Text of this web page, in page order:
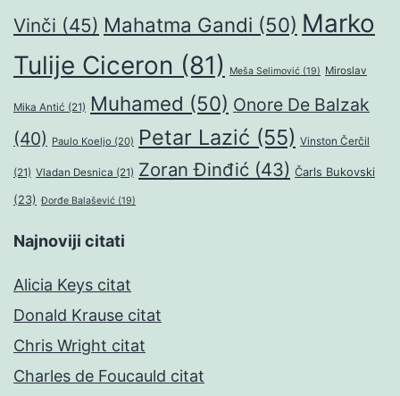
Vinči (45) Mahatma Gandi (50) Marko
Tulije Ciceron (81) Meša Selimović (19) Miroslav
Mika Antić (21) Muhamed (50) Onore De Balzak
(40) Paulo Koeljo (20) Petar Lazić (55) Vinston Čerčil
(21) Vladan Desnica (21) Zoran Đinđić (43) Čarls Bukovski
(23) Đorđe Balašević (19)
Najnoviji citati
Alicia Keys citat
Donald Krause citat
Chris Wright citat
Charles de Foucauld citat